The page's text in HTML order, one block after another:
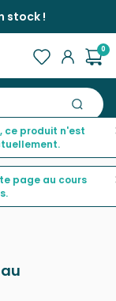
stock !
0
- Ile de Mainau
ce produit n'est
page au cours